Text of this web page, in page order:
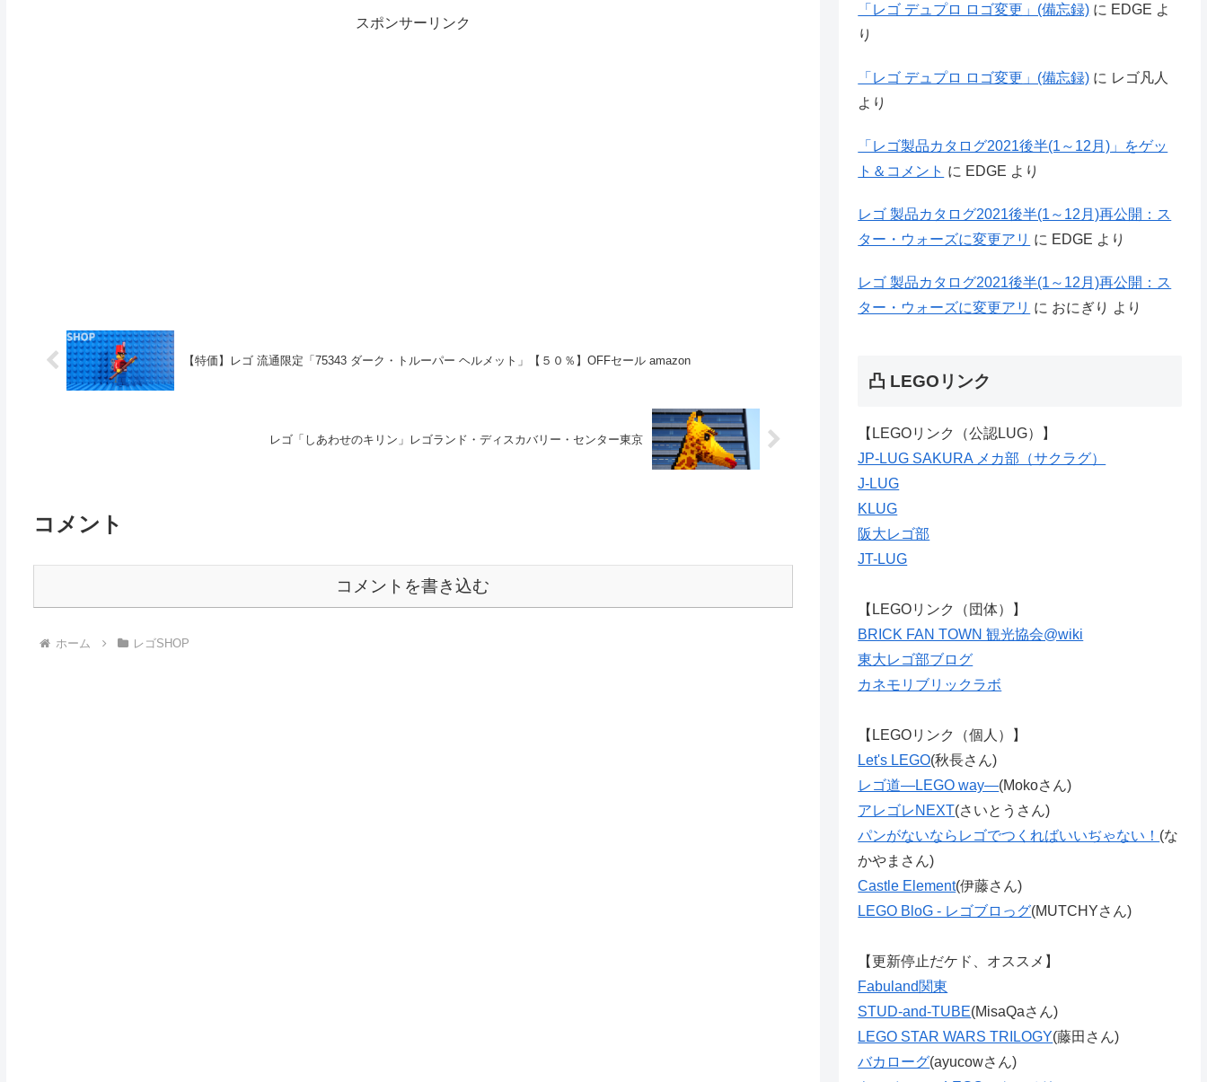
スポンサーリンク
【特価】レゴ 流通限定「75343 ダーク・トルーパー ヘルメット」【５０％】OFFセール amazon
レゴ「しあわせのキリン」レゴランド・ディスカバリー・センター東京
コメント
コメントを書き込む
ホーム レゴSHOP
「レゴ デュプロ ロゴ変更」(備忘録) に EDGE よ
り
「レゴ デュプロ ロゴ変更」(備忘録) に レゴ凡人
より
「レゴ製品カタログ2021後半(1～12月)」をゲッ
ト＆コメント に EDGE より
レゴ 製品カタログ2021後半(1～12月)再公開：ス
ター・ウォーズに変更アリ に EDGE より
レゴ 製品カタログ2021後半(1～12月)再公開：ス
ター・ウォーズに変更アリ に おにぎり より
凸 LEGOリンク
【LEGOリンク（公認LUG）】
JP-LUG SAKURA メカ部（サクラグ）
J-LUG
KLUG
阪大レゴ部
JT-LUG
【LEGOリンク（団体）】
BRICK FAN TOWN 観光協会@wiki
東大レゴ部ブログ
カネモリブリックラボ
【LEGOリンク（個人）】
Let's LEGO(秋長さん)
レゴ道―LEGO way―(Mokoさん)
アレゴレNEXT(さいとうさん)
パンがないならレゴでつくればいいぢゃない！ (な
かやまさん)
Castle Element(伊藤さん)
LEGO BloG - レゴブロっグ(MUTCHYさん)
【更新停止だケド、オススメ】
Fabuland関東
STUD-and-TUBE(MisaQaさん)
LEGO STAR WARS TRILOGY(藤田さん)
バカローグ(ayucowさん)